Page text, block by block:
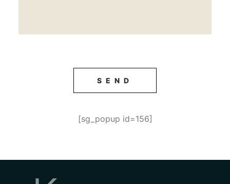
SEND
[sg_popup id=156]